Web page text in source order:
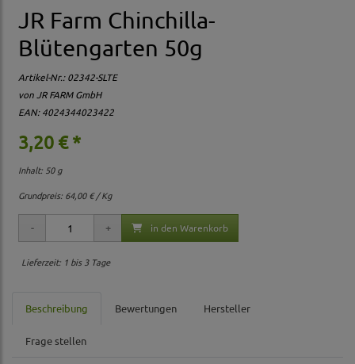
JR Farm Chinchilla-
Blütengarten 50g
Artikel-Nr.:02342-SLTE
von JR FARM GmbH
EAN: 4024344023422
3,20 € *
Inhalt: 50 g
Grundpreis: 64,00 € / Kg
in den Warenkorb
Lieferzeit: 1 bis 3 Tage
Beschreibung Bewertungen Hersteller
Frage stellen